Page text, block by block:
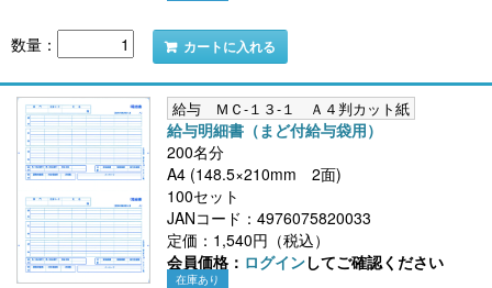
数量： カートに入れる
給与 ＭＣ-１３-１ Ａ４判カット紙
給与明細書（まど付給与袋用）
200名分
A4 (148.5×210mm 2面)
100セット
JANコード：4976075820033
定価：1,540円（税込）
会員価格： ログインしてご確認ください
在庫あり